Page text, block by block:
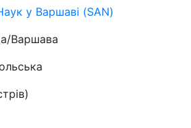
у Варшаві (SAN)
Варшава